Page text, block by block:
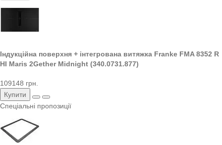
Індукційна поверхня + інтегрована витяжка Franke FMA 8352 R
HI Maris 2Gether Midnight (340.0731.877)
109148 грн.
Купити
Спеціальні пропозиції